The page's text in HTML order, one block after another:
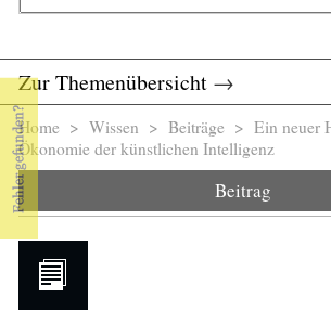
Zur Themenübersicht →
Sie sind hier
Home > Wissen > Beiträge > Ein neuer
Ökonomie der künstlichen Intelligenz
Beitrag